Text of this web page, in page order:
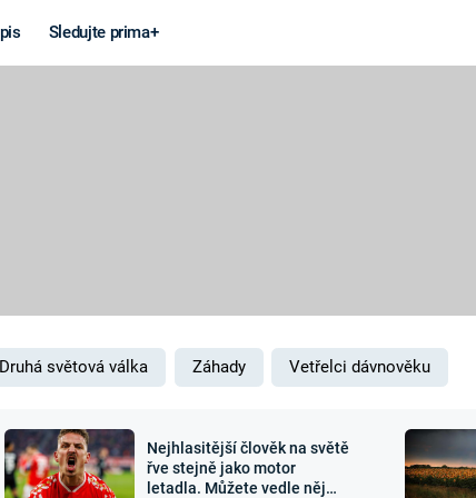
Sledujte prima+
MARS
Záhady a
Zajímavosti
Druhá světová válka Záhady Vetřelci dávnověku
Nejhlasitější člověk na světě
řve stejně jako motor
letadla. Můžete vedle něj